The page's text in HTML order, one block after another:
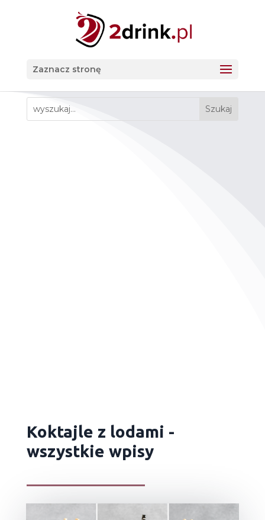
Zaznacz stronę
Koktajle z lodami -
wszystkie wpisy